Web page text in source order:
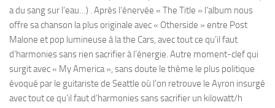
a du sang sur l’eau…) . Après l’énervée « The Title » l’album nous
offre sa chanson la plus originale avec « Otherside » entre Post
Malone et pop lumineuse à la the Cars, avec tout ce qu’il faut
d’harmonies sans rien sacrifier à l’énergie. Autre moment-clef qui
surgit avec « My America », sans doute le thème le plus politique
évoqué par le guitariste de Seattle où l’on retrouve le Ayron insurgé
avec tout ce qu’il faut d’harmonies sans sacrifier un kilowatt/h